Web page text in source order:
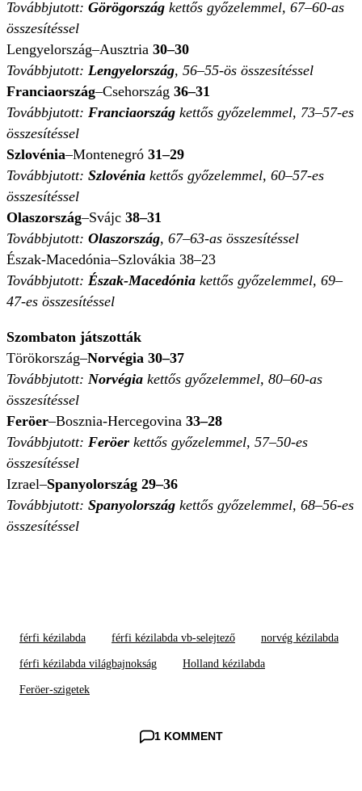
Továbbjutott: Görögország kettős győzelemmel, 67–60-as
összesítéssel
Lengyelország–Ausztria 30–30
Továbbjutott: Lengyelország, 56–55-ös összesítéssel
Franciaország–Csehország 36–31
Továbbjutott: Franciaország kettős győzelemmel, 73–57-es
összesítéssel
Szlovénia–Montenegró 31–29
Továbbjutott: Szlovénia kettős győzelemmel, 60–57-es
összesítéssel
Olaszország–Svájc 38–31
Továbbjutott: Olaszország, 67–63-as összesítéssel
Észak-Macedónia–Szlovákia 38–23
Továbbjutott: Észak-Macedónia kettős győzelemmel, 69–
47-es összesítéssel
Szombaton játszották
Törökország–Norvégia 30–37
Továbbjutott: Norvégia kettős győzelemmel, 80–60-as
összesítéssel
Feröer–Bosznia-Hercegovina 33–28
Továbbjutott: Feröer kettős győzelemmel, 57–50-es
összesítéssel
Izrael–Spanyolország 29–36
Továbbjutott: Spanyolország kettős győzelemmel, 68–56-es
összesítéssel
férfi kézilabda férfi kézilabda vb-selejtező norvég kézilabda
férfi kézilabda világbajnokság Holland kézilabda
Feröer-szigetek
1 KOMMENT